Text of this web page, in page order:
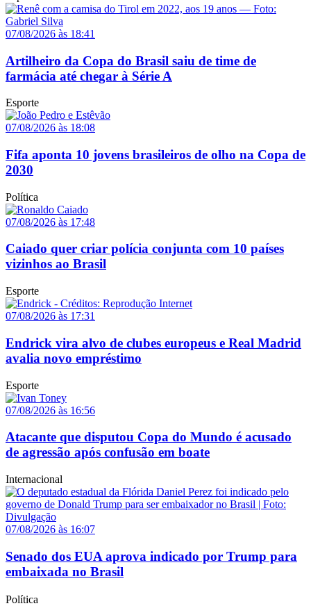
07/08/2026 às 18:41
Artilheiro da Copa do Brasil saiu de time de
farmácia até chegar à Série A
Esporte
07/08/2026 às 18:08
Fifa aponta 10 jovens brasileiros de olho na Copa de
2030
Política
07/08/2026 às 17:48
Caiado quer criar polícia conjunta com 10 países
vizinhos ao Brasil
Esporte
07/08/2026 às 17:31
Endrick vira alvo de clubes europeus e Real Madrid
avalia novo empréstimo
Esporte
07/08/2026 às 16:56
Atacante que disputou Copa do Mundo é acusado
de agressão após confusão em boate
Internacional
07/08/2026 às 16:07
Senado dos EUA aprova indicado por Trump para
embaixada no Brasil
Política